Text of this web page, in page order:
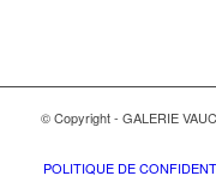
© Copyright - GALERIE
POLITIQUE DE